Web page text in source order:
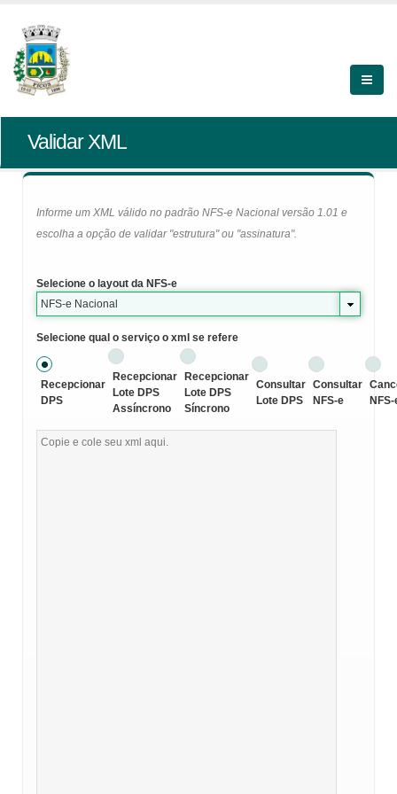
Validar XML
Informe um XML válido no padrão NFS-e Nacional versão 1.01 e
escolha a opção de validar "estrutura" ou "assinatura".
Selecione o layout da NFS-e
NFS-e Nacional
Selecione qual o serviço o xml se refere
Recepcionar
DPS
Recepcionar
Lote DPS
Assíncrono
Recepcionar
Lote DPS
Síncrono
Consultar
Lote DPS
Consultar
NFS-e
NFS-